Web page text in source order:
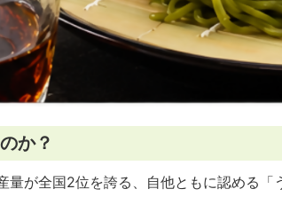
か？
量が全国2位を誇る、自他ともに認める「